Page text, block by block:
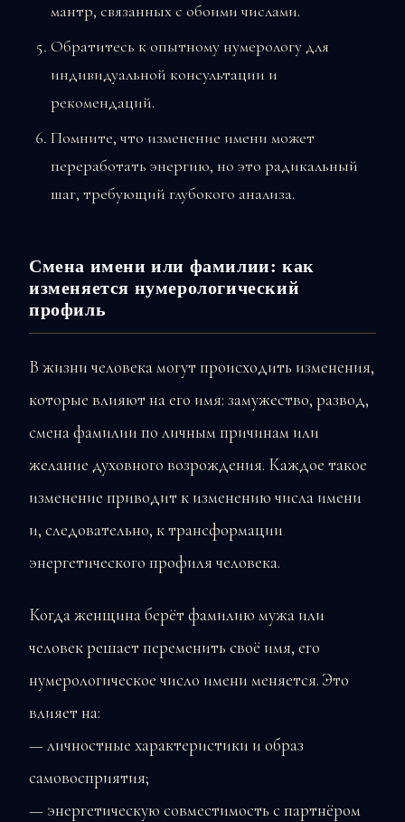
мантр, связанных с обоими числами.
Обратитесь к опытному нумерологу для
индивидуальной консультации и
рекомендаций.
Помните, что изменение имени может
переработать энергию, но это радикальный
шаг, требующий глубокого анализа.
Смена имени или фамилии: как
изменяется нумерологический
профиль
В жизни человека могут происходить изменения,
которые влияют на его имя: замужество, развод,
смена фамилии по личным причинам или
желание духовного возрождения. Каждое такое
изменение приводит к изменению числа имени
и, следовательно, к трансформации
энергетического профиля человека.
Когда женщина берёт фамилию мужа или
человек решает переменить своё имя, его
нумерологическое число имени меняется. Это
влияет на:
— личностные характеристики и образ
самовосприятия;
— энергетическую совместимость с партнёром